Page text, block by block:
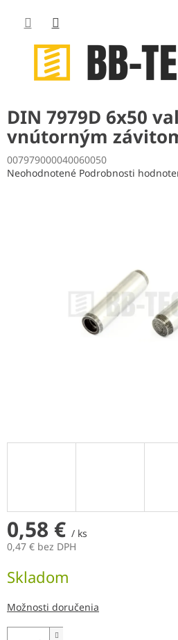
obsah
DIN 7979D 6x50
vnútorným
007979000040060050
Priemerné
Neohodnotené Podrobnosti
0,58 € / ks
0,47 € bez DPH
cena:
Skladom
Možnosti doručenia